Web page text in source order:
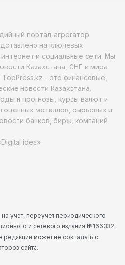
портал-агрегатор
на ключевых
и социальные сети. Мы
Казахстана, СНГ и мира.
- это финансовые,
новости Казахстана,
и прогнозы, курсы валют и
металлов, сырьевых и
банков, бирж, компаний.
idea»
учет, переучет периодического
и сетевого издания №166332-
редакции может не совпадать с
сайта.